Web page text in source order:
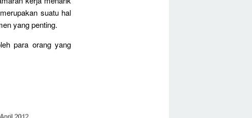
suatu hal
yang penting.
para orang yang